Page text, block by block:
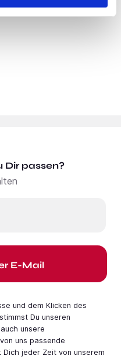
Dir passen?
E-Mail
und dem Klicken des
Du unseren
unsere
uns passende
jeder Zeit von unserem